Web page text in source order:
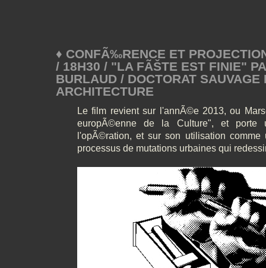
♦ CONFÃ‰RENCE ET
/ 18H30 / "LA FÃŠTE EST FINIE"
BURLAUD / DOCTORAT SAUVAGE
ARCHITECTURE
Le film revient sur l'annÃ©e 2013, ou
europÃ©enne de la Culture", et porte
l'opÃ©ration, et sur son utilisation
processus de mutations urbaines qui